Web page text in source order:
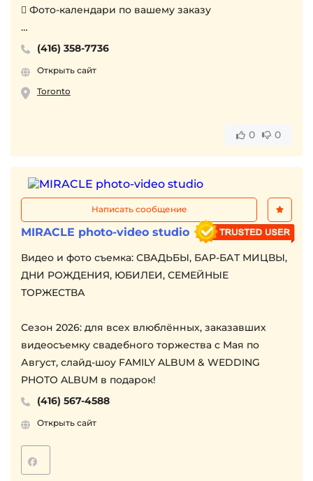
 Фото-календари по вашему заказу
www.artprom.ca
(416) 358-7736
Открыть сайт
Toronto
0 0
Написать сообщение
MIRACLE photo-video studio
Видео и фото съемка: СВАДЬБЫ, БАР-БАТ МИЦВЫ,
ДНИ РОЖДЕНИЯ, ЮБИЛЕИ, СЕМЕЙНЫЕ
ТОРЖЕСТВА
Сезон 2026: для всех влюблённых, заказавших
видеосъемку свадебного торжества с Мая по
Август, слайд-шоу FAMILY ALBUM & WEDDING
PHOTO ALBUM в подарок!
(416) 567-4588
Открыть сайт